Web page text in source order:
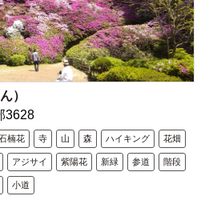
）
3628
楠花 寺 山 森 ハイキング 花畑
アジサイ 紫陽花 新緑 参道 階段
小道